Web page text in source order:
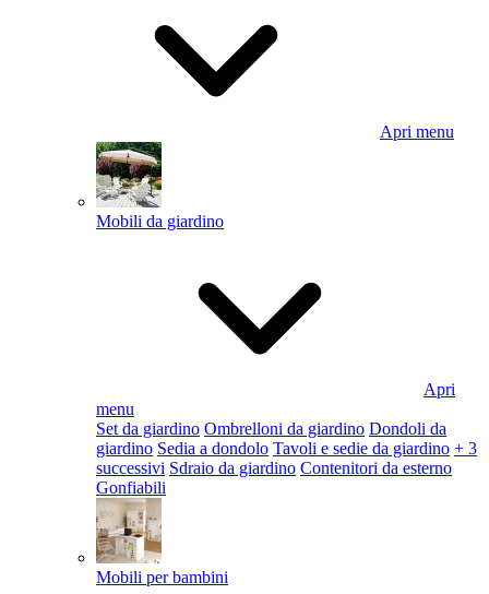
Apri menu
Mobili da giardino
Apri
menu
Set da giardino Ombrelloni da giardino Dondoli da
giardino Sedia a dondolo Tavoli e sedie da giardino + 3
successivi Sdraio da giardino Contenitori da esterno
Gonfiabili
Mobili per bambini